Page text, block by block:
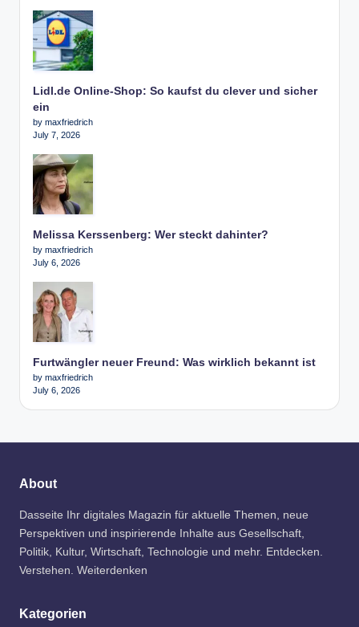
Lidl.de Online-Shop: So kaufst du clever und sicher
ein
by maxfriedrich
July 7, 2026
Melissa Kerssenberg: Wer steckt dahinter?
by maxfriedrich
July 6, 2026
Furtwängler neuer Freund: Was wirklich bekannt ist
by maxfriedrich
July 6, 2026
About
Dasseite Ihr digitales Magazin für aktuelle Themen, neue
Perspektiven und inspirierende Inhalte aus Gesellschaft,
Politik, Kultur, Wirtschaft, Technologie und mehr. Entdecken.
Verstehen. Weiterdenken
Kategorien